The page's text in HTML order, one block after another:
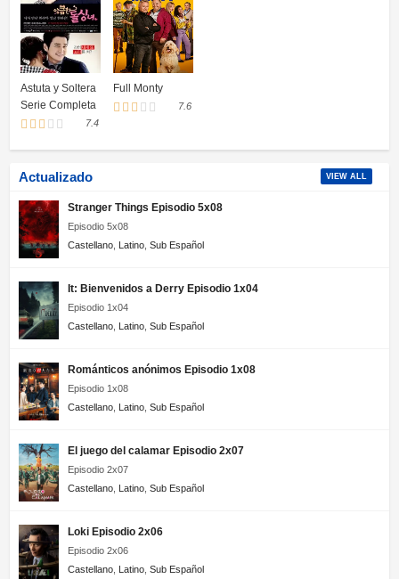
Astuta y Soltera
Serie Completa
7.4
Full Monty
7.6
Actualizado VIEW ALL
Stranger Things Episodio 5x08
Episodio 5x08
Castellano Latino Sub Español
It: Bienvenidos a Derry Episodio 1x04
Episodio 1x04
Castellano Latino Sub Español
Románticos anónimos Episodio 1x08
Episodio 1x08
Castellano Latino Sub Español
El juego del calamar Episodio 2x07
Episodio 2x07
Castellano Latino Sub Español
Loki Episodio 2x06
Episodio 2x06
Castellano Latino Sub Español